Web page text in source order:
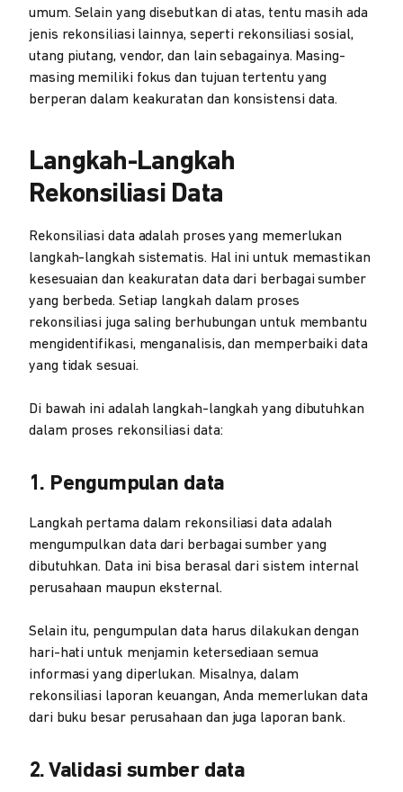
umum. Selain yang disebutkan di atas, tentu masih ada
jenis rekonsiliasi lainnya, seperti rekonsiliasi sosial,
utang piutang, vendor, dan lain sebagainya. Masing-
masing memiliki fokus dan tujuan tertentu yang
berperan dalam keakuratan dan konsistensi data.
Langkah-Langkah
Rekonsiliasi Data
Rekonsiliasi data adalah proses yang memerlukan
langkah-langkah sistematis. Hal ini untuk memastikan
kesesuaian dan keakuratan data dari berbagai sumber
yang berbeda. Setiap langkah dalam proses
rekonsiliasi juga saling berhubungan untuk membantu
mengidentifikasi, menganalisis, dan memperbaiki data
yang tidak sesuai.
Di bawah ini adalah langkah-langkah yang dibutuhkan
dalam proses rekonsiliasi data:
1. Pengumpulan data
Langkah pertama dalam rekonsiliasi data adalah
mengumpulkan data dari berbagai sumber yang
dibutuhkan. Data ini bisa berasal dari sistem internal
perusahaan maupun eksternal.
Selain itu, pengumpulan data harus dilakukan dengan
hari-hati untuk menjamin ketersediaan semua
informasi yang diperlukan. Misalnya, dalam
rekonsiliasi laporan keuangan, Anda memerlukan data
dari buku besar perusahaan dan juga laporan bank.
2. Validasi sumber data